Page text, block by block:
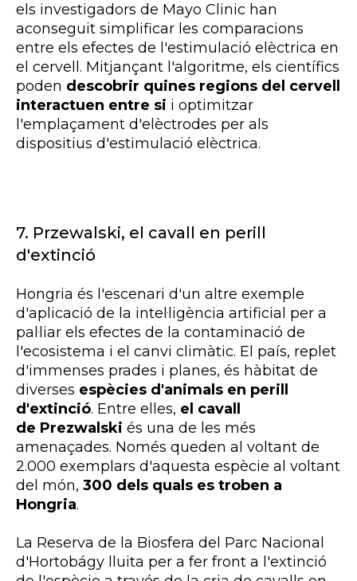
els investigadors de Mayo Clinic han
aconseguit simplificar les comparacions
entre els efectes de l'estimulació elèctrica en
el cervell. Mitjançant l'algoritme, els científics
poden descobrir quines regions del cervell
interactuen entre si i optimitzar
l'emplaçament d'elèctrodes per als
dispositius d'estimulació elèctrica.
7. Przewalski, el cavall en perill
d'extinció
Hongria és l'escenari d'un altre exemple
d'aplicació de la intel·ligència artificial per a
pal·liar els efectes de la contaminació de
l'ecosistema i el canvi climàtic. El país, replet
d'immenses prades i planes, és hàbitat de
diverses espècies d'animals en perill
d'extinció. Entre elles, el cavall
de Prezwalski és una de les més
amenaçades. Només queden al voltant de
2.000 exemplars d'aquesta espècie al voltant
del món, 300 dels quals es troben a
Hongria.
La Reserva de la Biosfera del Parc Nacional
d'Hortobágy lluita per a fer front a l'extinció